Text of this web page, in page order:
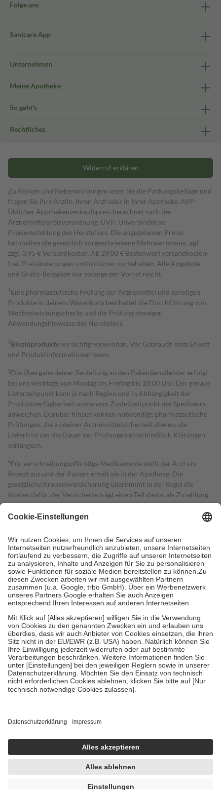
Folge uns
Sanicare App
Unternehmen
Meine Apotheke
So geht's
Rechtliches
Widerruf erklären
Zu Risiken und Nebenwirkungen lesen Sie die Packungsbeilage und
fragen Sie Ihre Ärztin, Ihren Arzt oder in Ihrer Apotheke. AVP:
Üblicher Apothekenverkaufspreis berechnet nach der
Arzneimittelpreisverordnung. UVP: Unverbindliche
Preisempfehlung des Herstellers. Die angegebenen Preise
beinhalten die gesetzlich vorgeschriebene Mehrwertsteuer, ggf.
zzgl. 3,95 € Versandkosten. Ab 29,00 € Bestell­wert versand­kosten­
frei. Preisänderungen und Irrtümer vorbehalten. Alle Angebote
und Gratis-Beigaben nur solange der Vorrat reicht.
1 Eine pharmazeutische Prüfung der Arzneimittel und sonstigen
Produkte in deinem Warenkorb beinhaltet die Durchführung von
Wechselwirkungschecks und die Prüfung etwaiger
Anwendungshinweise des Herstellers.
2Biozidproduktevorsichtig verwenden. Vor Gebrauch stets Etikett
und Produktinformationen lesen.
3Die Übergabe deiner Bestellung an den Paketdienstleister erfolgt
bei uns werktags von Montag bis Freitag bis 18:00 Uhr. Der genaue
Lieferzeitpunkt kann je nach Region und in Abhängigkeit der
Produktverfügbarkeit sowie vom Zustellzeitpunkt des Spediteurs
abweichen. Darüber hinaus können notwendige pharmazeutische
Prüfungen, die zu deiner Arzneimittelsicherheit dienen, die
Lieferfrist um die Dauer der Prüfungen einschließlich Klärungen
verlängern.
4Für verschreibungspflichtige Medikamente stellt der Arzt ein
Rezept aus und der Patient erhält sie in der Apotheke. Die
gesetzliche Krankenversicherung übernimmt in der Regel die
Kosten dafür, der Versicherte trägt einen Teil davon als Zuzahlung
mit.
Grundsätzlich leisten Mitglieder Zuzahlungen in Höhe von zehn
höchstens zehn Euro.
Es sind jedoch nie mehr als die tatsächlichen
Kosten der Leistung zu entrichten.
Diese Regeln gelten grundsätzlich auch für Online-Apotheken.
Bei Heilmitteln und häuslicher Krankenpflege beträgt die
Zuzahlung zehn Prozent der Kosten sowie zehn Euro je
Verordnung.
Um das Engagement der Versicherten für ihre eigene Gesundheit zu
stärken und die besondere Stellung der Familie zu unterstützen,
fallenkeine Zuzahlungenan bei:
• Kindern und Jugendlichen bis zum vollendeten 18. Lebensjahr
mit Ausnahme der Fahrkosten
• Untersuchungen zur Vorsorge und Früherkennung, die von der
GKV getragen werden
• empfohlenen Schutzimpfungen
• Harn- und Blutteststreifen
getroffen, um sicherzustellen, dass es sich um echte Bewertungen
https://help.etrusted.com/hc/de/articles/4419944605341
Einige Bilder und Inhalte wurden unter Zuhilfenahme künstlicher